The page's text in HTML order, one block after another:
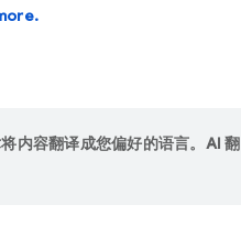
内容翻译成您偏好的语言。AI 翻